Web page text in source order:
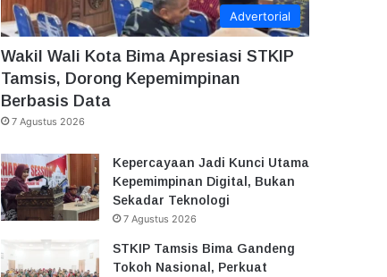
Advertorial
Wakil Wali Kota Bima Apresiasi STKIP
Tamsis, Dorong Kepemimpinan
Berbasis Data
7 Agustus 2026
Kepercayaan Jadi Kunci Utama
Kepemimpinan Digital, Bukan
Sekadar Teknologi
7 Agustus 2026
STKIP Tamsis Bima Gandeng
Tokoh Nasional, Perkuat